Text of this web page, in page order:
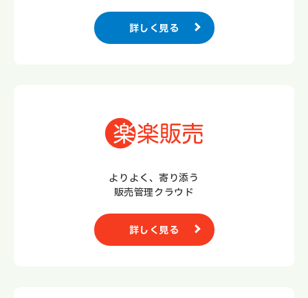
詳しく見る
よりよく、寄り添う
販売管理クラウド
詳しく見る